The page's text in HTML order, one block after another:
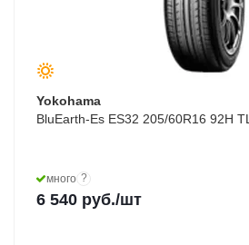
Yokohama
BluEarth-Es ES32 205/60R16 92H TL
много ?
6 540 руб./шт